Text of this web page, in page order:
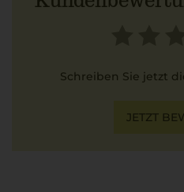
Schreiben Sie jetzt
JETZT